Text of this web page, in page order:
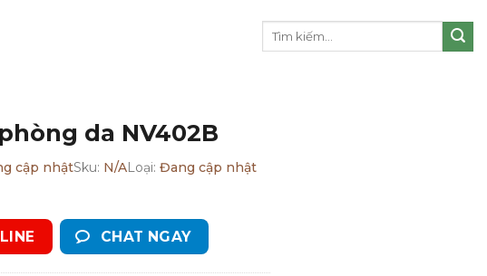
kiếm:
da NV402B
cập nhậtSku: N/ALoại: Đang cập nhật
CHAT NGAY